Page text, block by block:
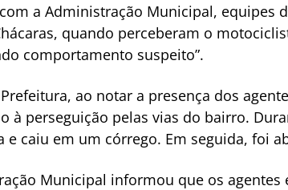
a Administração Municipal, equipes
quando perceberam o
comportamento suspeito”.
ao notar a presença dos
à perseguição pelas vias do bairro.
e caiu em um córrego. Em seguida, foi
Municipal informou que os